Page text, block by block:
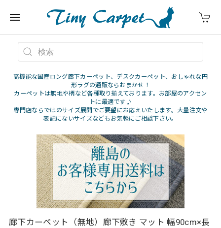
高機能な国産ロング廊下カーペット、デスクカーペット、おしゃれな円
形ラグの通販ならおまかせ！
カーペットは無地や柄など各種取り揃えております。お部屋のアクセン
トに最適です♪
専門店ならではのサイズ展開でご要望にお応えいたします。大量注文や
表記にないサイズなどもお気軽にご相談下さい。
廊下カーペット（無地）廊下敷き マット 幅90cm×長